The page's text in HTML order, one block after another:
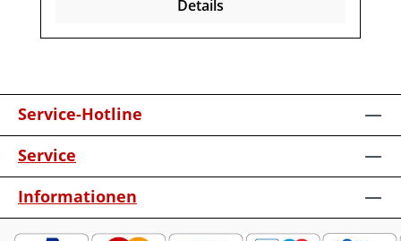
vormontiert (Restmontage kann
enthalten. Abbildung kann abweichen.
Details
Service-Hotline
Service
Informationen